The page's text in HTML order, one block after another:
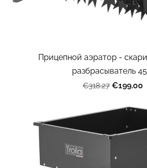
Прицепной аэратор -
разбрасыватель
€318.27 €199.00